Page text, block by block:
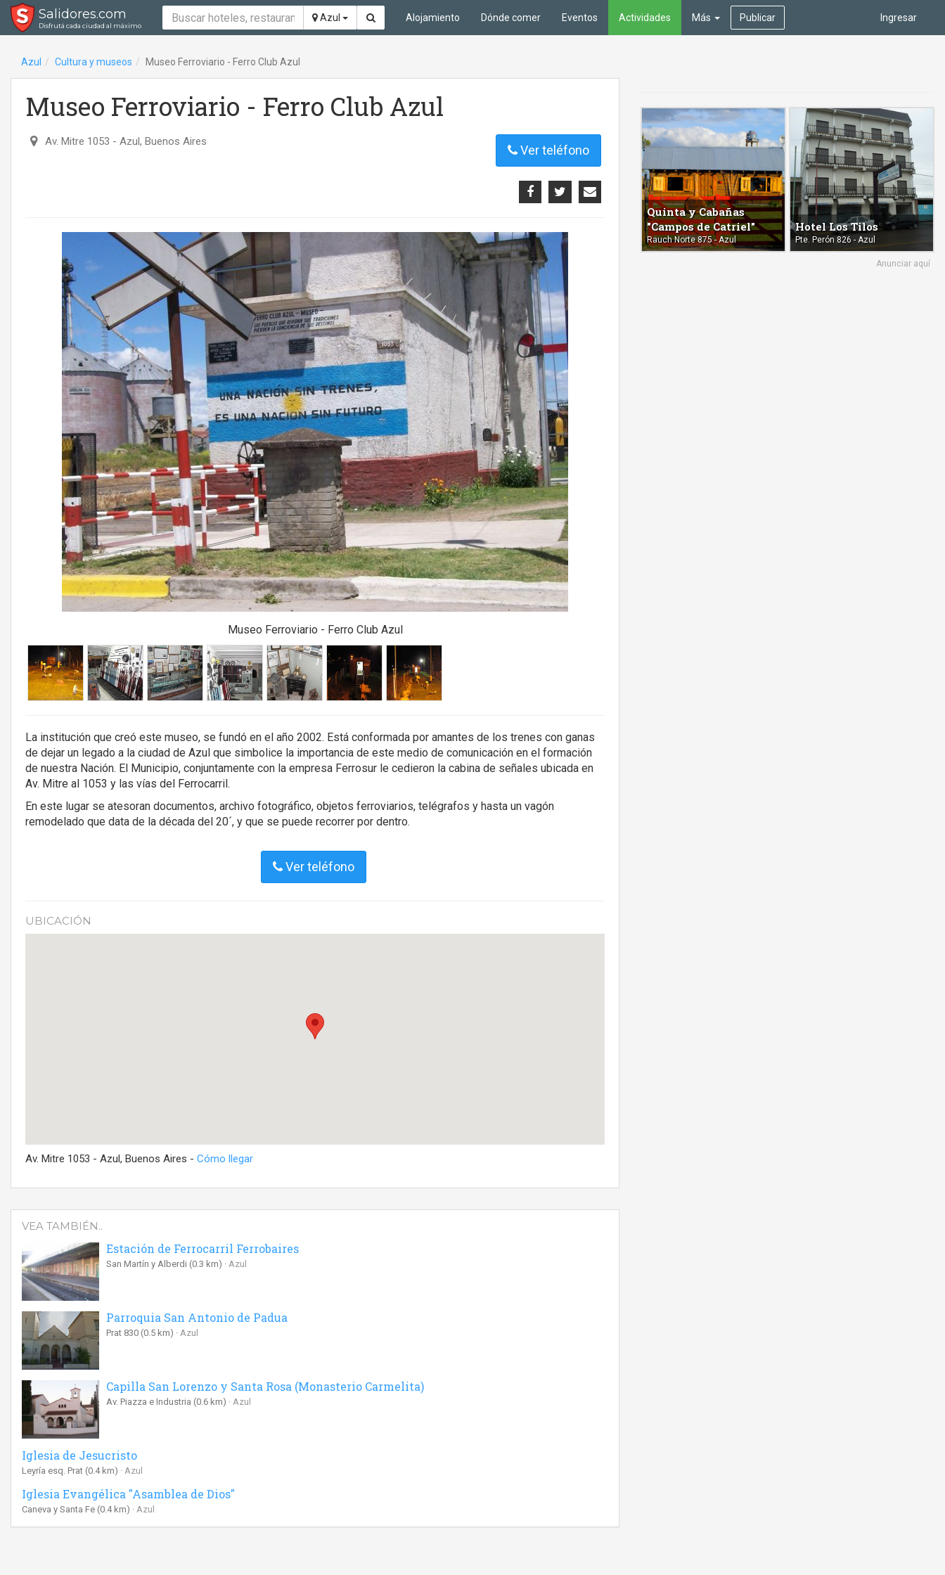
Salidores.com
Disfrutá cada ciudad al máximo
Azul Ingresar
Alojamiento Dónde comer Eventos Actividades Más Publicar
Azul Cultura y museos Museo Ferroviario - Ferro Club Azul
Museo Ferroviario - Ferro Club Azul
Av. Mitre 1053 - Azul, Buenos Aires
Ver teléfono
Museo Ferroviario - Ferro Club Azul
La institución que creó este museo, se fundó en el año 2002. Está conformada por amantes de los trenes con ganas
de dejar un legado a la ciudad de Azul que simbolice la importancia de este medio de comunicación en el formación
de nuestra Nación. El Municipio, conjuntamente con la empresa Ferrosur le cedieron la cabina de señales ubicada en
Av. Mitre al 1053 y las vías del Ferrocarril.
En este lugar se atesoran documentos, archivo fotográfico, objetos ferroviarios, telégrafos y hasta un vagón
remodelado que data de la década del 20´, y que se puede recorrer por dentro.
Ver teléfono
UBICACIÓN
Av. Mitre 1053 - Azul, Buenos Aires - Cómo llegar
VEA TAMBIÉN..
Estación de Ferrocarril Ferrobaires
San Martín y Alberdi (0.3 km) Azul
Parroquia San Antonio de Padua
Prat 830 (0.5 km) Azul
Capilla San Lorenzo y Santa Rosa (Monasterio Carmelita)
Av. Piazza e Industria (0.6 km) Azul
Iglesia de Jesucristo
Leyría esq. Prat (0.4 km) Azul
Iglesia Evangélica "Asamblea de Dios"
Caneva y Santa Fe (0.4 km) Azul
Quinta y Cabañas
"Campos de Catriel"
Rauch Norte 875 - Azul
Hotel Los Tilos
Pte. Perón 826 - Azul
Anunciar aquí